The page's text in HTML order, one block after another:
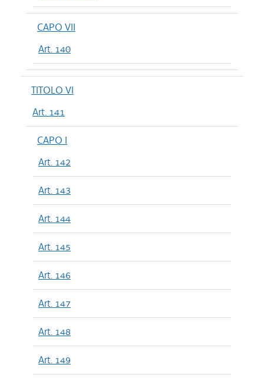
CAPO VII
Art. 140
TITOLO VI
Art. 141
CAPO I
Art. 142
Art. 143
Art. 144
Art. 145
Art. 146
Art. 147
Art. 148
Art. 149